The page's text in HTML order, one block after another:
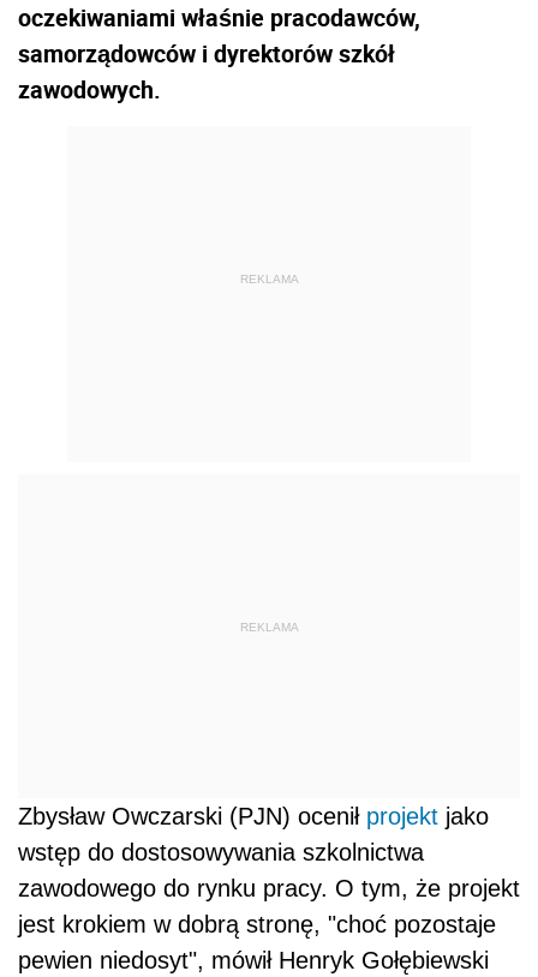
oczekiwaniami właśnie pracodawców,
samorządowców i dyrektorów szkół
zawodowych.
REKLAMA
REKLAMA
Zbysław Owczarski (PJN) ocenił projekt jako
wstęp do dostosowywania szkolnictwa
zawodowego do rynku pracy. O tym, że projekt
jest krokiem w dobrą stronę, "choć pozostaje
pewien niedosyt", mówił Henryk Gołębiewski